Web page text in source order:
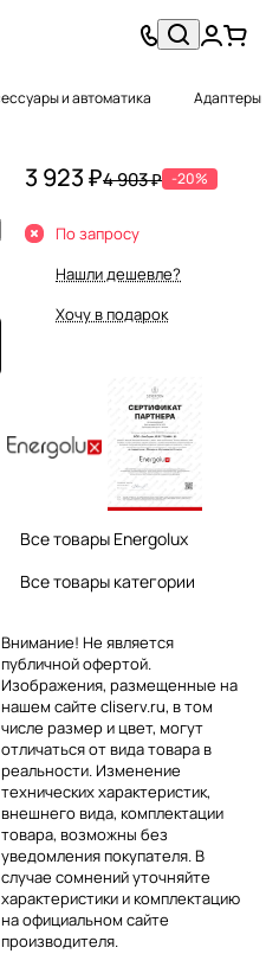
и автоматика Адаптеры
3 923 ₽4 903 ₽ -20%
По запросу
Нашли дешевле?
Хочу в подарок
Все товары Energolux
Все товары категории
Внимание! Не является
публичной офертой.
Изображения, размещенные на
нашем сайте cliserv.ru, в том
числе размер и цвет, могут
отличаться от вида товара в
реальности. Изменение
технических характеристик,
внешнего вида, комплектации
товара, возможны без
уведомления покупателя. В
случае сомнений уточняйте
характеристики и комплектацию
на официальном сайте
производителя.